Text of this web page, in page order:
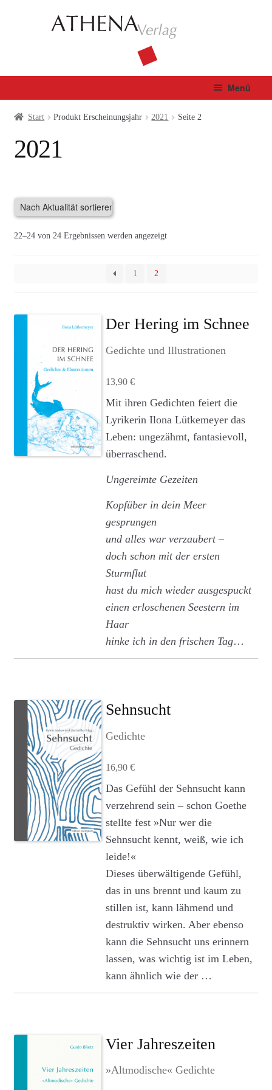
Menü
Verlag
Agenturleistungen
c
o
u
n
Start Produkt Erscheinungsjahr 2021 Seite 2
2021
22–24 von 24 Ergebnissen werden angezeigtNach
1
2
Der Hering im Schnee
Gedichte und Illustrationen
13,90 €
Mit ihren Gedichten feiert die
Lyrikerin Ilona Lütkemeyer das
Leben: ungezähmt, fantasievoll,
überraschend.
Ungereimte Gezeiten
Kopfüber in dein Meer
gesprungen
und alles war verzaubert –
doch schon mit der ersten
Sturmflut
hast du mich wieder ausgespuckt
einen erloschenen Seestern im
Haar
hinke ich in den frischen Tag…
Sehnsucht
Gedichte
16,90 €
Das Gefühl der Sehnsucht kann
verzehrend sein – schon Goethe
stellte fest »Nur wer die
Sehnsucht kennt, weiß, wie ich
leide!«
Dieses überwältigende Gefühl,
das in uns brennt und kaum zu
stillen ist, kann lähmend und
destruktiv wirken. Aber ebenso
kann die Sehnsucht uns erinnern
lassen, was wichtig ist im Leben,
kann ähnlich wie der …
Vier Jahreszeiten
»Altmodische« Gedichte